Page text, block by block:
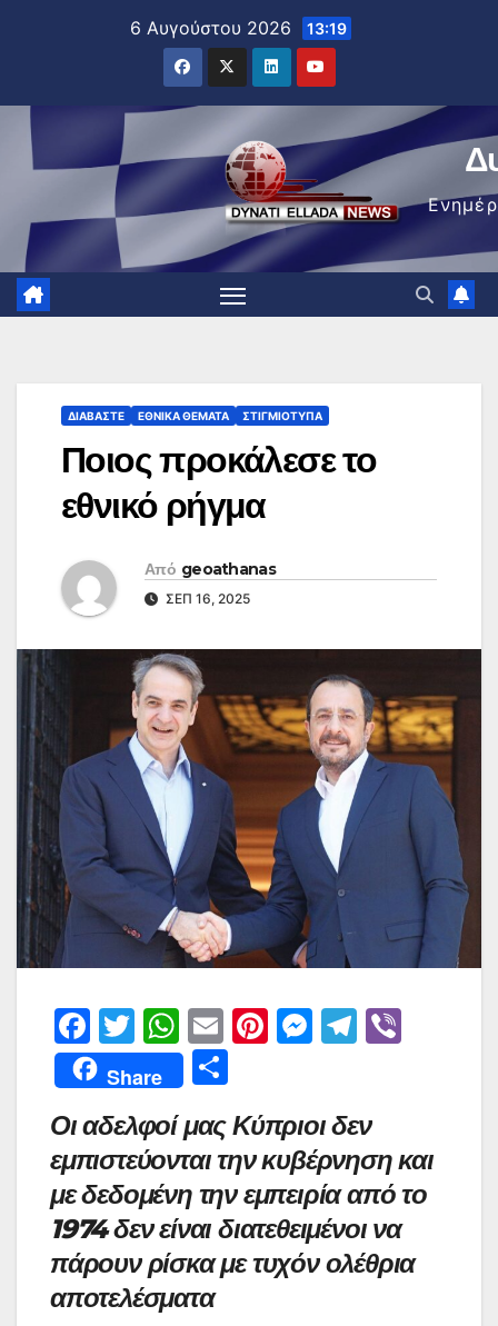
6 Αυγούστου 2026 13:19
ΔΙΑΒΆΣΤΕ ΕΘΝΙΚΆ ΘΈΜΑΤΑ ΣΤΙΓΜΙΌΤΥΠΑ
Ποιος προκάλεσε το
εθνικό ρήγμα
Από geoathanas
ΣΕΠ 16, 2025
F
a
c
e
b
o
o
k
T
w
itt
er
W
h
at
s
A
p
p
E
m
ai
l
Pi
e
st
M
s
e
n
g
er
T
gr
a
m
Share
ρ
α
σ
τε
ίτ
Οι αδελφοί μας Κύπριοι δεν
εμπιστεύονται την κυβέρνηση και
με δεδομένη την εμπειρία από το
1974 δεν είναι διατεθειμένοι να
πάρουν ρίσκα με τυχόν ολέθρια
αποτελέσματα